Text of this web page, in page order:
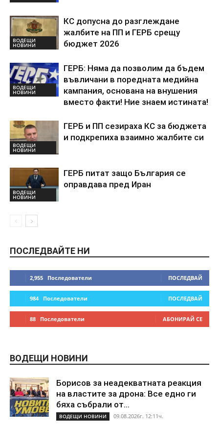
ВОДЕЩИ
НОВИНИ
КС допусна до разглеждане
жалбите на ПП и ГЕРБ срещу
бюджет 2026
ВОДЕЩИ
НОВИНИ
ГЕРБ: Няма да позволим да бъдем
въвличани в поредната медийна
кампания, основана на внушения
вместо факти! Ние знаем истината!
ВОДЕЩИ
НОВИНИ
ГЕРБ и ПП сезираха КС за бюджета
и подкрепиха взаимно жалбите си
ВОДЕЩИ
НОВИНИ
ГЕРБ питат защо България се
оправдава пред Иран
ПОСЛЕДВАЙТЕ НИ
2,955 Последователи ПОСЛЕДВАЙ
984 Последователи ПОСЛЕДВАЙ
88 Последователи АБОНИРАЙ СЕ
ВОДЕЩИ НОВИНИ
Борисов за неадекватната реакция
на властите за дрона: Все едно ги
бяха събрали от...
ВОДЕЩИ НОВИНИ 09.08.2026г. 12:11ч.